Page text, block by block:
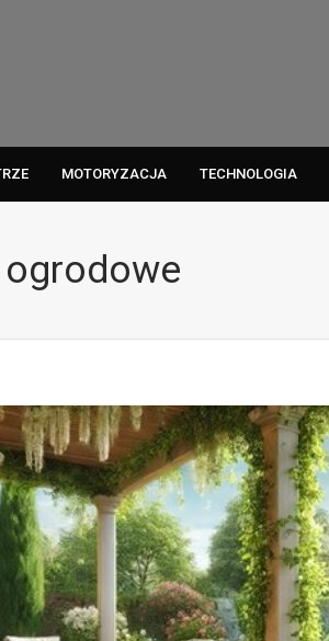
MOTORYZACJA TECHNOLOGIA
ogrodowe